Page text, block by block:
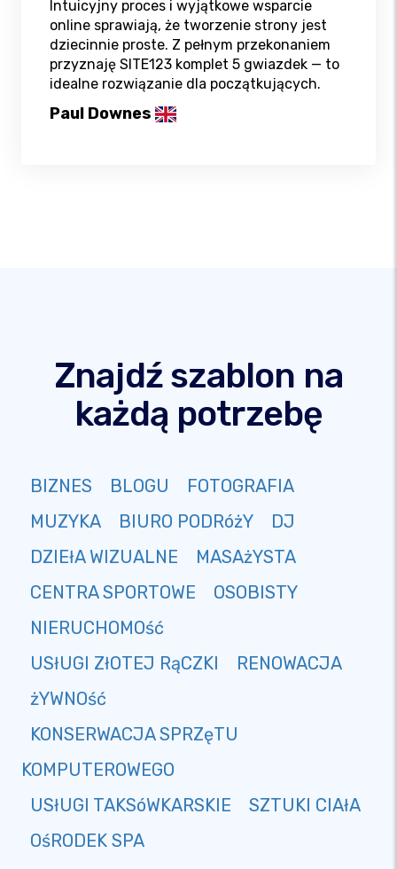
Intuicyjny proces i wyjątkowe wsparcie
online sprawiają, że tworzenie strony jest
dziecinnie proste. Z pełnym przekonaniem
przyznaję SITE123 komplet 5 gwiazdek — to
idealne rozwiązanie dla początkujących.
Paul Downes
Znajdź szablon na
każdą potrzebę
BIZNES BLOGU
FOTOGRAFIA
MUZYKA
BIURO PODRóżY
DJ
DZIEłA WIZUALNE
MASAżYSTA
CENTRA SPORTOWE
OSOBISTY
NIERUCHOMOść
USłUGI ZłOTEJ RąCZKI
RENOWACJA
żYWNOść
KONSERWACJA SPRZęTU
KOMPUTEROWEGO
USłUGI TAKSóWKARSKIE
SZTUKI CIAłA
OśRODEK SPA